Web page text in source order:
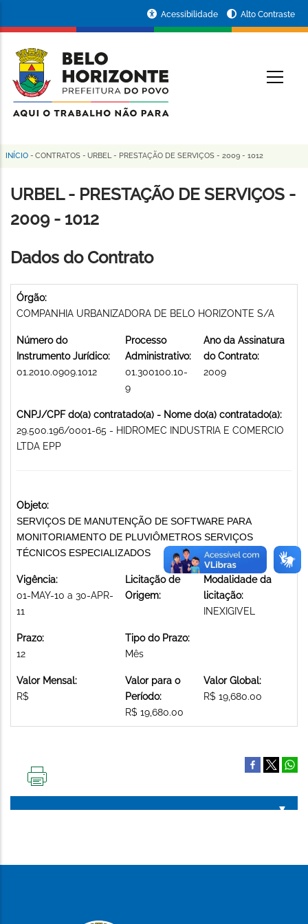
conteúdo
principal
da
Prefeitura
de
Horizonte
Acessibilidade Alto Contraste
Trilha
de
navegação
INÍCIO - CONTRATOS - URBEL - PRESTAÇÃO DE SERVIÇOS - 2009 - 1012
URBEL - PRESTAÇÃO DE SERVIÇOS -
2009 - 1012
Dados do Contrato
Órgão:
COMPANHIA URBANIZADORA DE BELO HORIZONTE S/A
Número do
Instrumento Jurídico:
01.2010.0909.1012
Processo
Administrativo:
01.300100.10-
9
Ano da Assinatura
do Contrato:
2009
CNPJ/CPF do(a) contratado(a) - Nome do(a) contratado(a):
29.500.196/0001-65 - HIDROMEC INDUSTRIA E COMERCIO
LTDA EPP
Objeto:
SERVIÇOS DE MANUTENÇÃO DE SOFTWARE PARA
MONITORIAMENTO DE PLUVIÔMETROS SERVIÇOS
TÉCNICOS ESPECIALIZADOS
Vigência:
01-MAY-10 a 30-APR-
11
Licitação de
Origem:
Modalidade da
licitação:
INEXIGIVEL
Prazo:
12
Tipo do Prazo:
Mês
Valor Mensal:
R$
Valor para o
Período:
R$ 19,680.00
Valor Global:
R$ 19,680.00
PÁGINA